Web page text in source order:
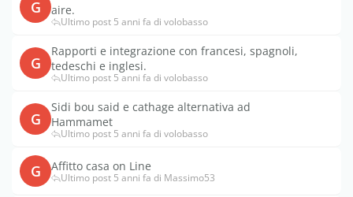
G
aire.
Ultimo post 5 anni fa di volobasso
G
Rapporti e integrazione con francesi, spagnoli,
tedeschi e inglesi.
Ultimo post 5 anni fa di volobasso
G
Sidi bou said e cathage alternativa ad
Hammamet
Ultimo post 5 anni fa di volobasso
G Affitto casa on Line
Ultimo post 5 anni fa di Massimo53